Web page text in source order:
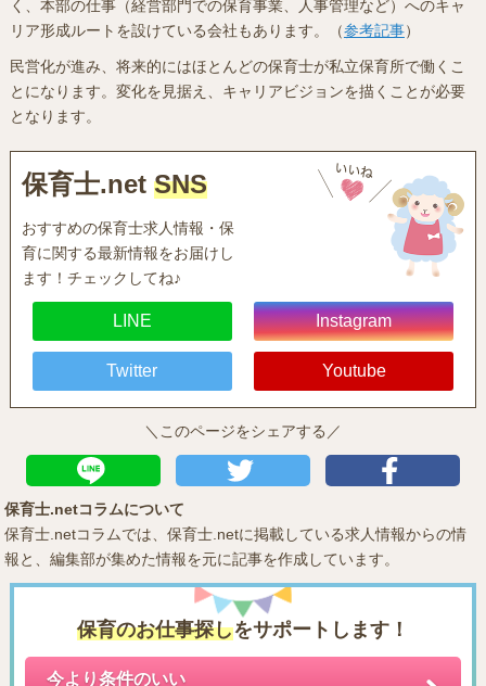
く、本部の仕事（経営部門での保育事業、人事管理など）へのキャ
リア形成ルートを設けている会社もあります。（参考記事）
民営化が進み、将来的にはほとんどの保育士が私立保育所で働くこ
とになります。変化を見据え、キャリアビジョンを描くことが必要
となります。
保育士.net SNS
おすすめの保育士求人情報・保
育に関する最新情報をお届けし
ます！チェックしてね♪
LINE Instagram
Twitter Youtube
＼このページをシェアする／
保育士.netコラムについて
保育士.netコラムでは、保育士.netに掲載している求人情報からの情
報と、編集部が集めた情報を元に記事を作成しています。
保育のお仕事探しをサポートします！
今より条件のいい